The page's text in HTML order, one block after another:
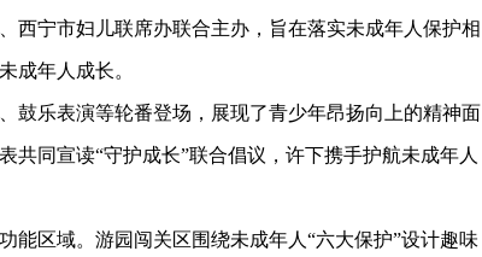
西宁市妇儿联席办联合主办，旨在落实未成年人保护相
成年人成长。
乐表演等轮番登场，展现了青少年昂扬向上的精神面
同宣读“守护成长”联合倡议，许下携手护航未成年人
区域。游园闯关区围绕未成年人“六大保护”设计趣味